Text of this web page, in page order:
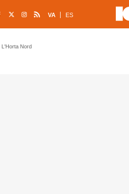
VA ES
L'Horta Nord